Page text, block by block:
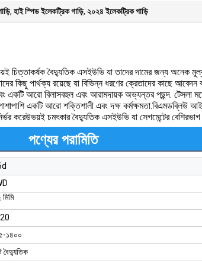
, হাই স্পিড ইলেকট্রিক গাড়ি, ২০২৪ ইলেকট্রিক গাড়ি
চিত্তাকর্ষক বৈদ্যুতিক এসইউভি যা তাদের দামের জন্য অনেক
কিছু পার্থক্য রয়েছে যা বিভিন্ন ধরণের ক্রেতাদের কাছে
একটি আরো বিলাসবহুল এবং আরামদায়ক অভ্যন্তর পছন্দ. টেসলা
একটি আরো শক্তিশালী এবং দক্ষ কর্মক্ষমতা.বিএমডব্লিউ
করেউভয়ই চমৎকার বৈদ্যুতিক এসইউভি যা সেগমেন্টের
পণ্যের পরামিতি
১৪০০
বৈদ্যুতিক